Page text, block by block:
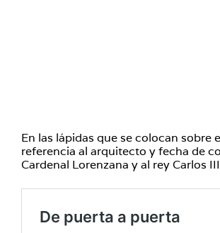
En las lápidas que se colocan sobre
referencia al arquitecto y fecha de
Cardenal Lorenzana y al rey Carlos